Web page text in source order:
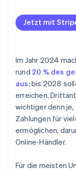
Jetzt mit
Im Jahr 2024
rund 20 % des
aus; bis 2028
erreichen.
wichtiger denn
Zahlungen für
ermöglichen,
Online-Händler.
Für die meisten